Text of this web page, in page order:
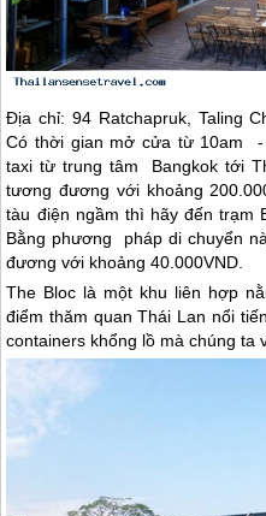
Địa chỉ: 94 Ratchapruk, Taling
Có thời gian mở cửa từ 10am -
taxi từ trung tâm Bangkok tới
tương đương với khoảng
tàu điện ngầm thì hãy đến trạm
Bằng phương pháp di chuyển
đương với khoảng 40.000VND.
The Bloc là một khu liên hợp
điểm thăm quanThái Lan nổi
containers khổng lồ mà chúng ta